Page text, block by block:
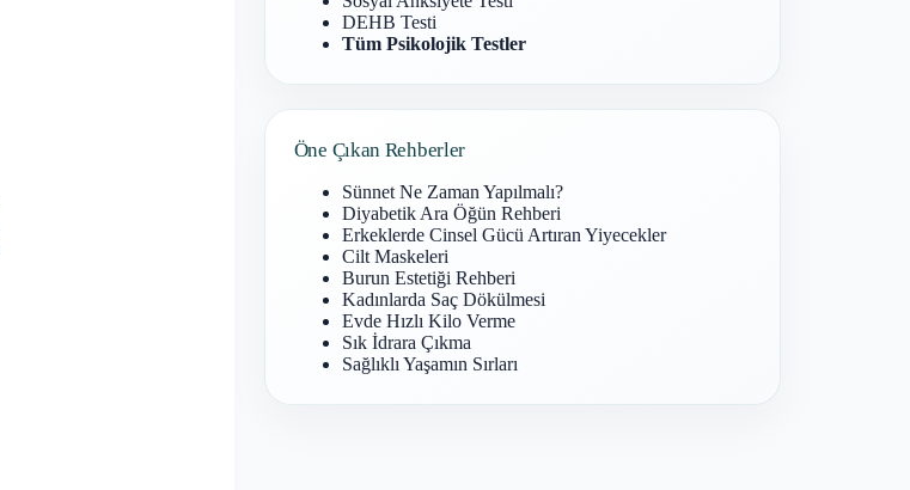
DEHB Testi
Tüm Psikolojik Testler
Öne Çıkan Rehberler
Sünnet Ne Zaman Yapılmalı?
Diyabetik Ara Öğün Rehberi
Erkeklerde Cinsel Gücü Artıran Yiyecekler
Cilt Maskeleri
Burun Estetiği Rehberi
Kadınlarda Saç Dökülmesi
Evde Hızlı Kilo Verme
Sık İdrara Çıkma
Sağlıklı Yaşamın Sırları